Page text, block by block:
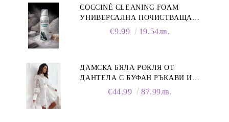
COCCINÉ CLEANING FOAM
УНИВЕРСАЛНА ПОЧИСТВАЩА
ПЯНА ЗА ОБУВКИ, 150 МЛ
€9.99 19.54лв.
ДАМСКА БЯЛА РОКЛЯ ОТ
ДАНТЕЛА С БУФАН РЪКАВИ И
€44.99 87.99лв.